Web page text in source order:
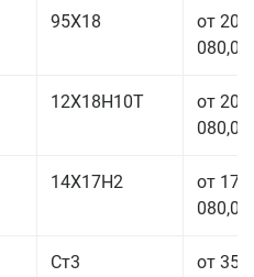
95Х18
от 208
080,00
12Х18Н10Т
от 209
080,00
14Х17Н2
от 175
080,00
Ст3
от 35